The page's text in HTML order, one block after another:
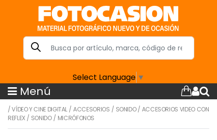
Select Language ▼
Menú
/VÍDEO Y CINE DIGITAL /ACCESORIOS / SONIDO / ACCESORIOS VIDEO CON
REFLEX/ SONIDO/ MICRÓFONOS